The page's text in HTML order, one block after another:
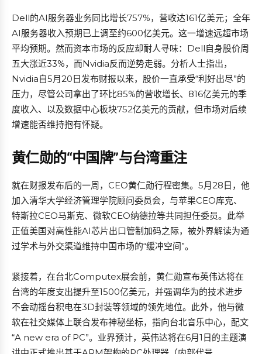
Dell的AI服务器业务同比增长757%，营收达161亿美元；全年
AI服务器收入预期已上调至约600亿美元。这一增速远超市场
平均预期。然而资本市场的反应却耐人寻味：Dell自身股价周
五大涨近33%，而Nvidia反而逆势走弱。分析人士指出，
Nvidia自5月20日发布财报以来，股价一直承受“利好出尽”的
压力，尽管公司拿出了环比85%的营收增长、816亿美元的季
度收入、以及数据中心板块752亿美元的贡献，但市场对后续
增速能否维持抱有怀疑。
黄仁勋的“中国牌”与台湾重注
就在财报发布后的一周，CEO黄仁勋行程密集。5月28日，他
加入清华大学经济管理学院顾问委员会，与苹果CEO库克、
特斯拉CEO马斯克、微软CEO纳德拉等共同担任委员。此举
正值美国对高性能AI芯片出口管制加码之际，被外界解读为通
过学术与外交渠道维持中国市场的“缓冲空间”。
紧接着，在台北Computex展会前，黄仁勋宣布英伟达将在
台湾的年度支出提升至1500亿美元，并强调华为的技术进步
不会动摇台积电在3D封装等领域的领先地位。此外，他与微
软在社交媒体上联合发布神秘坐标，指向台北音乐中心，配文
“A new era of PC”。业界预计，英伟达将在6月1日的主题演